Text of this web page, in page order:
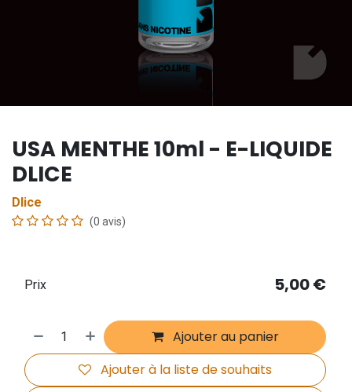
USA MENTHE 10ml - E-LIQUIDE
DLICE
Dlice
(0 avis)
Ajouter au panier
Ajouter à la liste de souhaits
Prix 5,00€